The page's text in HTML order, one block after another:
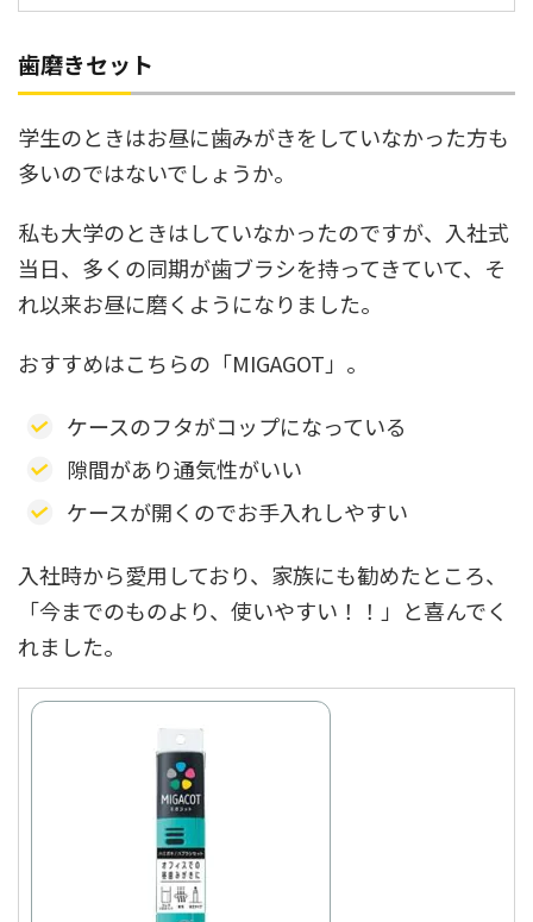
歯磨きセット
学生のときはお昼に歯みがきをしていなかった方も
多いのではないでしょうか。
私も大学のときはしていなかったのですが、入社式
当日、多くの同期が歯ブラシを持ってきていて、そ
れ以来お昼に磨くようになりました。
おすすめはこちらの「MIGAGOT」。
ケースのフタがコップになっている
隙間があり通気性がいい
ケースが開くのでお手入れしやすい
入社時から愛用しており、家族にも勧めたところ、
「今までのものより、使いやすい！！」と喜んでく
れました。